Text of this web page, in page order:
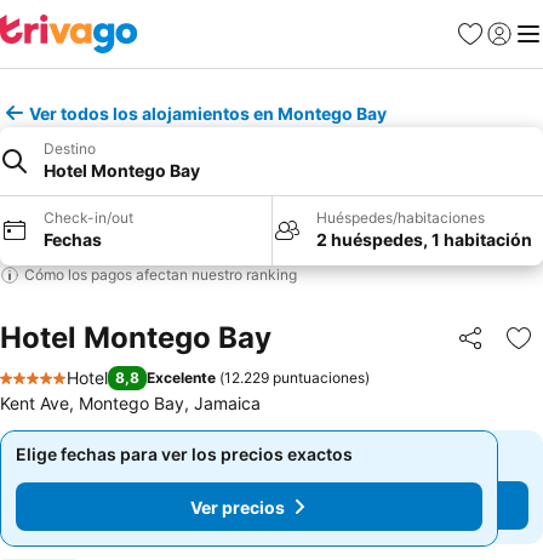
Favoritos
Iniciar
Ver todos los alojamientos en Montego Bay
Destino
Hotel Montego Bay
Check-in/out
Fechas
Huéspedes/habitaciones
2 huéspedes, 1 habitación
Cómo los pagos afectan nuestro ranking
Hotel Montego Bay Compartir
5 Estrellas
Hotel 8,8 Excelente (12.229 puntuaciones)
Kent Ave, Montego Bay, Jamaica
Elige fechas para ver los precios exactos
Ver precios
Elige fechas para ver los precios exactos
Ver precios